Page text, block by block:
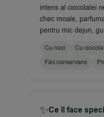
intens al ciocolatei
chec moale,
pentru mic dejun,
Cu nuci
Cu
Fără conservanți
✨Ce îl face